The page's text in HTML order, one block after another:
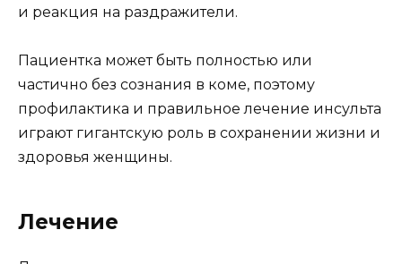
и реакция на раздражители.
Пациентка может быть полностью или
частично без сознания в коме, поэтому
профилактика и правильное лечение инсульта
играют гигантскую роль в сохранении жизни и
здоровья женщины.
Лечение